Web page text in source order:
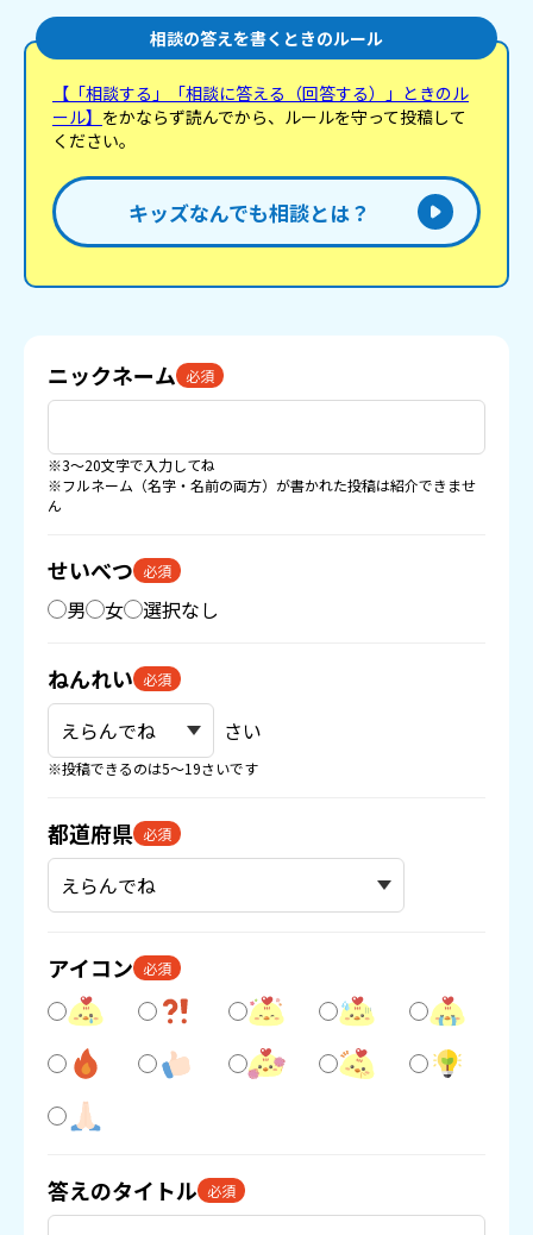
相談の答えを書くときのルール
【「相談する」「相談に答える（回答する）」ときのル
ール】 をかならず読んでから、ルールを守って投稿して
ください。
キッズなんでも相談とは？
ニックネーム 必須
※3〜20文字で入力してね
※フルネーム（名字・名前の両方）が書かれた投稿は紹介できませ
ん
せいべつ 必須
男 女 選択なし
ねんれい 必須
さい
※投稿できるのは5〜19さいです
都道府県 必須
アイコン 必須
答えのタイトル 必須